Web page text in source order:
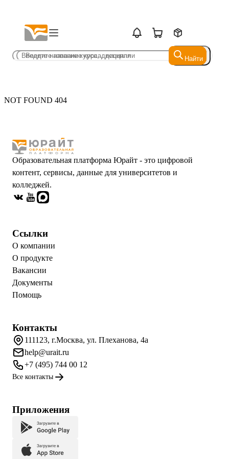
Найти
Найти
NOT FOUND 404
Образовательная платформа Юрайт - это цифровой
контент, сервисы, данные для университетов и
колледжей.
Ссылки
О компании
О продукте
Вакансии
Документы
Помощь
Контакты
111123, г.Москва, ул. Плеханова, 4а
help@urait.ru
+7 (495) 744 00 12
Все контакты
Приложения